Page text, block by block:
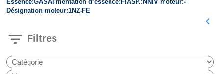
Essence GASAlimentation d’essence FI ASP. N NIV moteur -
Désignation moteur 1NZ-FE
chevron_left
filter_list Filtres